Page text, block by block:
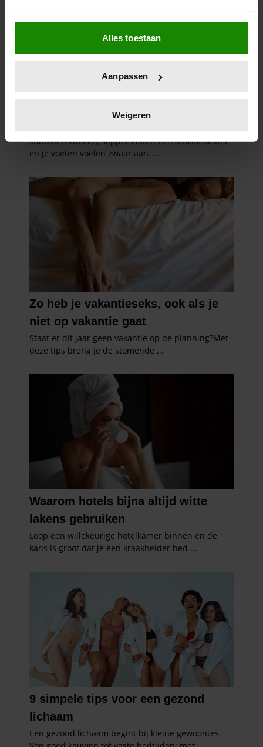
Als u het toestaat, willen we ook graag:
Informatie verzamelen over uw geografische
locatie, die tot een paar meter nauwkeurig kan zijn
scannen op specifieke eigenschappen (fingerprinting)
verwerkt en stel uw voorkeuren in het
intrekken in de Cookieverklaring.
personaliseren, om functies voor social media te bieden
en om ons websiteverkeer te analyseren. Ook delen we
informatie over uw gebruik van onze site met onze
partners voor social media, adverteren en analyse. Deze
partners kunnen deze gegevens combineren met andere
informatie die u aan ze heeft verstrekt of die ze hebben
gaat akkoord met onze cookies als u onze website blijft
Alles toestaan
Aanpassen
Weigeren